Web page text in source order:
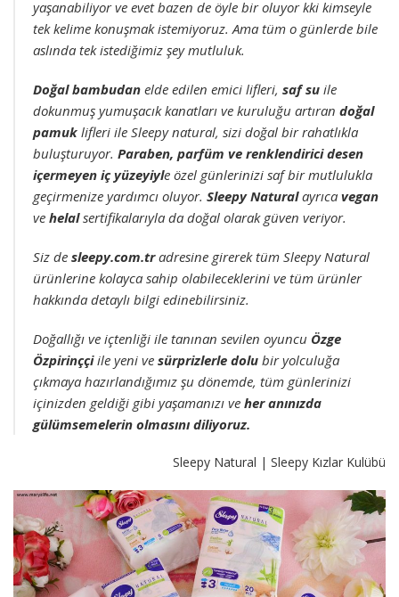
yaşanabiliyor ve evet bazen de öyle bir oluyor kki kimseyle
tek kelime konuşmak istemiyoruz. Ama tüm o günlerde bile
aslında tek istediğimiz şey mutluluk.
Doğal bambudan elde edilen emici lifleri, saf su ile
dokunmuş yumuşacık kanatları ve kuruluğu artıran doğal
pamuk lifleri ile Sleepy natural, sizi doğal bir rahatlıkla
buluşturuyor. Paraben, parfüm ve renklendirici desen
içermeyen iç yüzeyiyle özel günlerinizi saf bir mutlulukla
geçirmenize yardımcı oluyor. Sleepy Naturalayrıca vegan
ve helalsertifikalarıyla da doğal olarak güven veriyor.
Siz de sleepy.com.tradresine girerek tüm Sleepy Natural
ürünlerine kolayca sahip olabileceklerini ve tüm ürünler
hakkında detaylı bilgi edinebilirsiniz.
Doğallığı ve içtenliği ile tanınan sevilen oyuncu Özge
Özpirinççiile yeni ve sürprizlerle dolu bir yolculuğa
çıkmaya hazırlandığımız şu dönemde, tüm günlerinizi
içinizden geldiği gibi yaşamanızı ve her anınızda
gülümsemelerin olmasını diliyoruz.
Sleepy Natural | Sleepy Kızlar Kulübü